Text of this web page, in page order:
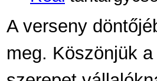
A verseny
meg. Köszönjük